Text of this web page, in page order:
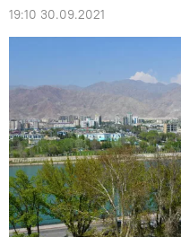
19:10 30.09.2021